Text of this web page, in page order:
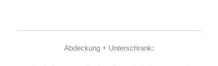
Abdeckung + Unterschrank: